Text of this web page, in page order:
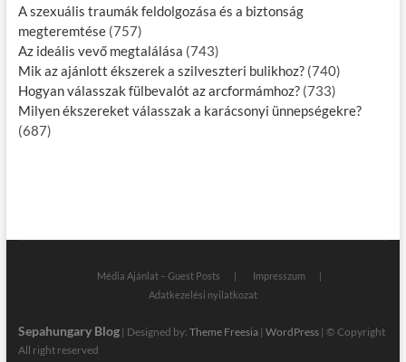
A szexuális traumák feldolgozása és a biztonság
megteremtése (757)
Az ideális vevő megtalálása (743)
Mik az ajánlott ékszerek a szilveszteri bulikhoz? (740)
Hogyan válasszak fülbevalót az arcformámhoz? (733)
Milyen ékszereket válasszak a karácsonyi ünnepségekre?
(687)
Média Ajánlat – Guest Posts
Impresszum
Adatkezelési nyilatkozat
Sepahungary Blog| Designed by: Theme Freesia| WordPress| © Copyright
All right reserved